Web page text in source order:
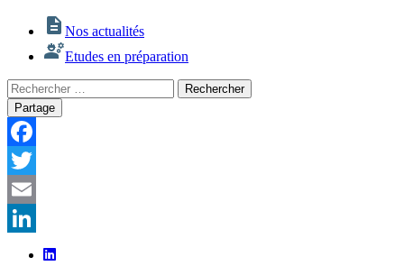
Nos actualités
Etudes en préparation
Rechercher
:
Rechercher
Partage
Facebook
Twitter
Email
LinkedIn